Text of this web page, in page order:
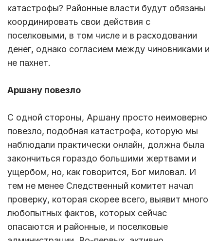
катастрофы? Районные власти будут обязаны
координировать свои действия с
поселковыми, в том числе и в расходовании
денег, однако согласием между чиновниками и
не пахнет.
Аршану повезло
С одной стороны, Аршану просто неимоверно
повезло, подобная катастрофа, которую мы
наблюдали практически онлайн, должна была
закончиться гораздо большими жертвами и
ущербом, но, как говорится, Бог миловал. И
тем не менее Следственный комитет начал
проверку, которая скорее всего, выявит много
любопытных фактов, которых сейчас
опасаются и районные, и поселковые